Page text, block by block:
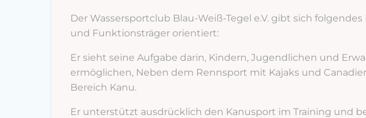
Der Wassersportclub Blau-Weiß-Tegel e.V. gibt sich
und Funktionsträger orientiert:
Er sieht seine Aufgabe darin, Kindern, Jugendlichen und
ermöglichen, Neben dem Rennsport mit Kajaks und
Bereich Kanu.
Er unterstützt ausdrücklich den Kanusport im Training und